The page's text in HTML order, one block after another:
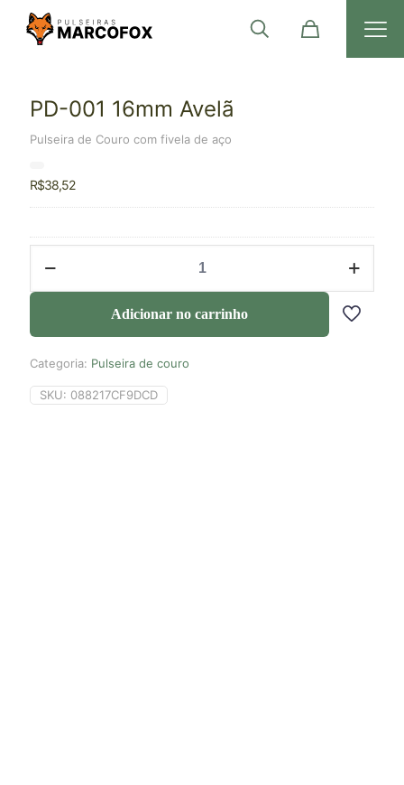
PD-001 16mm Avelã
Pulseira de Couro com fivela de aço
R$38,52
Adicionar no carrinho
Categoria: Pulseira de couro
SKU: 088217CF9DCD